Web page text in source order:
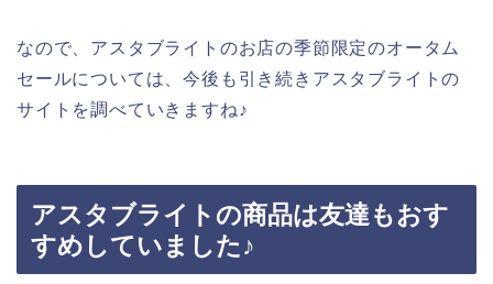
なので、アスタブライトのお店の季節限定のオータム
セールについては、今後も引き続きアスタブライトの
サイトを調べていきますね♪
アスタブライトの商品は友達もおす
すめしていました♪